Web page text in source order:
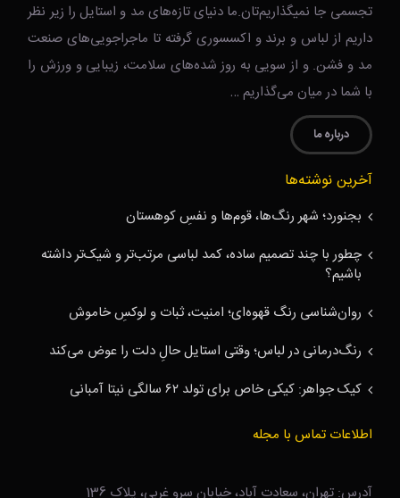
تجسمی جا نمیگذاریم‌تان.ما دنیای تازه‌های مد و استایل را زیر نظر
داریم از لباس و برند و اکسسوری گرفته تا ماجراجویی‌های صنعت
مد و فشن. و از سویی به روز شده‌های سلامت، زیبایی و ورزش را
با شما در میان می‌گذاریم …
درباره ما
آخرین نوشته‌ها
بجنورد؛ شهر رنگ‌ها، قوم‌ها و نفسِ کوهستان
چطور با چند تصمیم ساده، کمد لباسی مرتب‌تر و شیک‌تر داشته
باشیم؟
روان‌شناسی رنگ قهوه‌ای؛ امنیت، ثبات و لوکسِ خاموش
رنگ‌درمانی در لباس؛ وقتی استایل حالِ دلت را عوض می‌کند
کیک جواهر: کیکی خاص برای تولد ۶۲ سالگی نیتا آمبانی
اطلاعات تماس با مجله
آدرس: تهران، سعادت آباد، خیابان سرو غربی، پلاک 136